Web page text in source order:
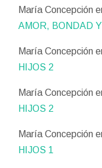
María Concepción
AMOR, BONDAD
María Concepción
HIJOS 2
María Concepción
HIJOS 2
María Concepción
HIJOS 1